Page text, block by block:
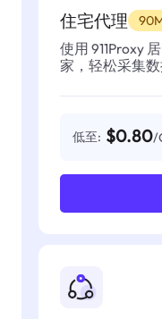
住宅代理
使用 911Proxy
家，轻松采集数
低至: $0.80/